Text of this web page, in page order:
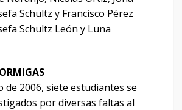
Schultz y Francisco Pérez
Schultz León y Luna
de 2006, siete estudiantes se
por diversas faltas al